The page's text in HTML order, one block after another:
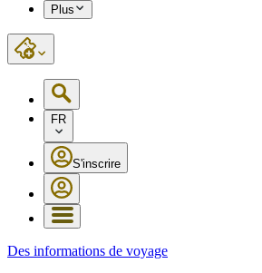
Plus
FR
S'inscrire
Des informations de voyage